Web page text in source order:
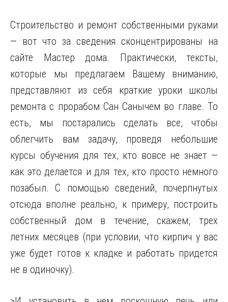
Строительство и ремонт собственными руками
— вот что за сведения сконцентрированы на
сайте Мастер дома. Практически, тексты,
которые мы предлагаем Вашему вниманию,
представляют из себя краткие уроки школы
ремонта с прорабом Сан Санычем во главе. То
есть, мы постарались сделать все, чтобы
облегчить вам задачу, проведя небольшие
курсы обучения для тех, кто вовсе не знает —
как это делается и для тех, кто просто немного
позабыл. С помощью сведений, почерпнутых
отсюда вполне реально, к примеру, построить
собственный дом в течение, скажем, трех
летних месяцев (при условии, что кирпич у вас
уже будет готов к кладке и работать придется
не в одиночку).